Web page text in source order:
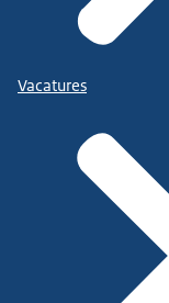
Vacatures